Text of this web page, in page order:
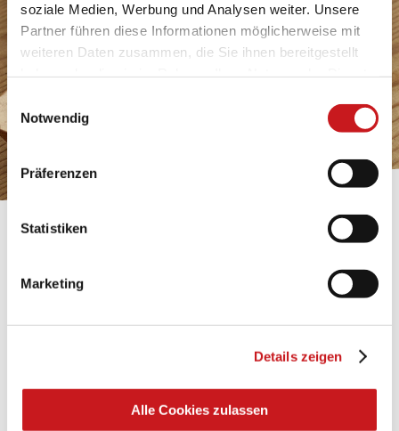
soziale Medien, Werbung und Analysen weiter. Unsere
Partner führen diese Informationen möglicherweise mit
weiteren Daten zusammen, die Sie ihnen bereitgestellt
Datenschutzhinweisen
mehr darüber, wer wir sind, wie
personenbezogene Daten verarbeiten. Hier geht’s zum
Impressum.
Einwilligungsauswahl
Notwendig
Präferenzen
Statistiken
Marketing
Details zeigen
Alle Cookies zulassen
Zum Tipp